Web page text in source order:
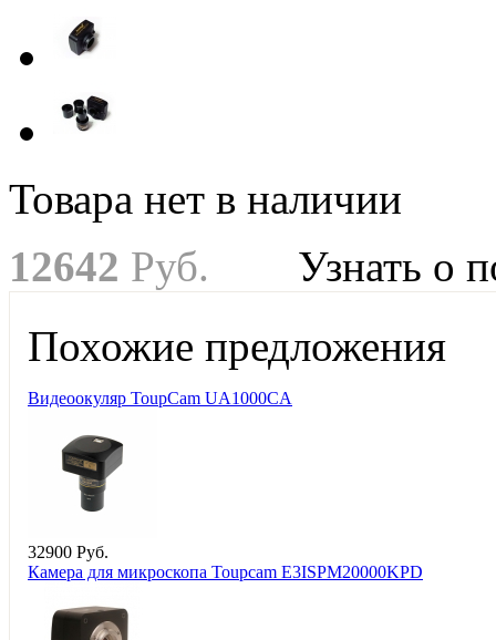
Товара нет в наличии
12642 Руб.
Узнать о
Похожие предложения
Видеоокуляр ToupCam UA1000CA
32900 Руб.
Камера для микроскопа Toupcam E3ISPM20000KPD